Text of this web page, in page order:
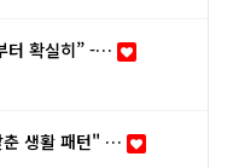
터 확실히” -…
춘 생활 패턴" …